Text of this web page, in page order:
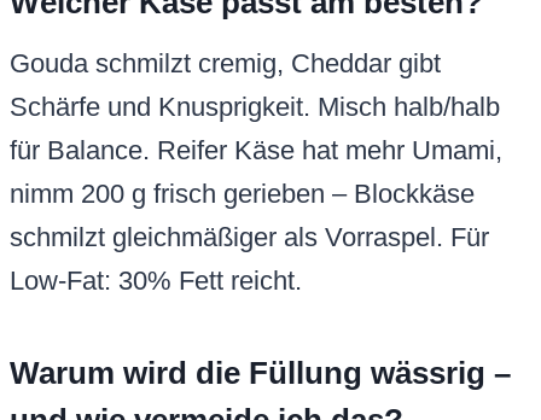
Gouda schmilzt cremig, Cheddar gibt
Schärfe und Knusprigkeit. Misch halb/halb
für Balance. Reifer Käse hat mehr Umami,
nimm 200 g frisch gerieben – Blockkäse
schmilzt gleichmäßiger als Vorraspel. Für
Low-Fat: 30% Fett reicht.
Warum wird die Füllung wässrig –